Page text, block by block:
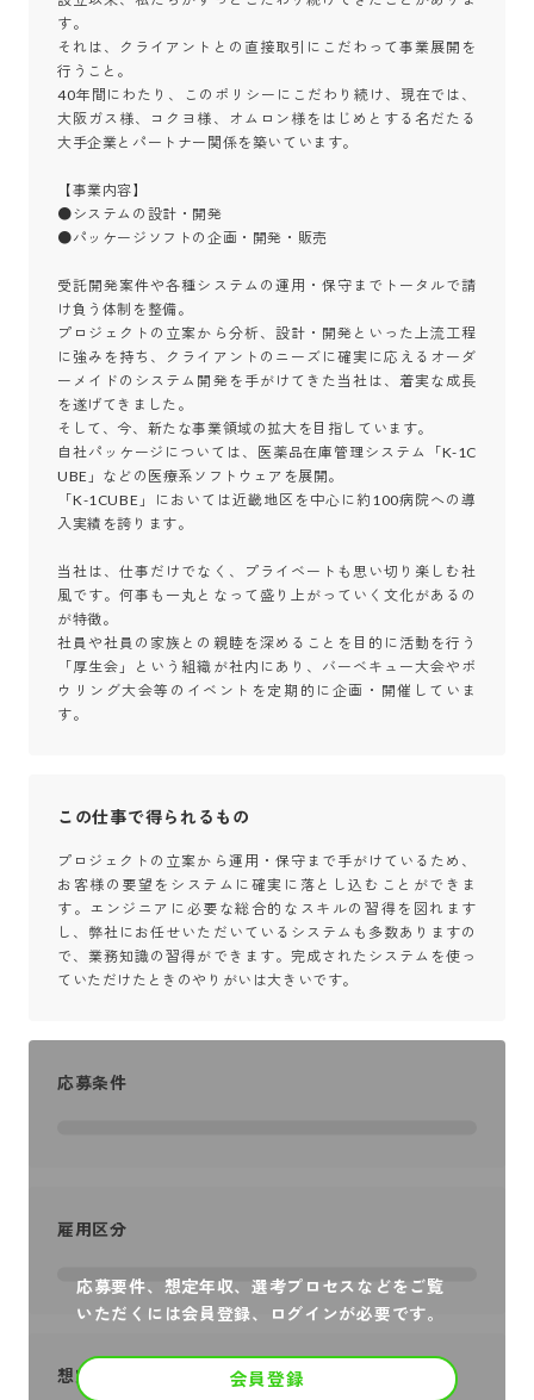
す。
それは、クライアントとの直接取引にこだわって事業展開を
行うこと。
40年間にわたり、このポリシーにこだわり続け、現在では、
大阪ガス様、コクヨ様、オムロン様をはじめとする名だたる
大手企業とパートナー関係を築いています。
【事業内容】
●システムの設計・開発
●パッケージソフトの企画・開発・販売
受託開発案件や各種システムの運用・保守までトータルで請
け負う体制を整備。
プロジェクトの立案から分析、設計・開発といった上流工程
に強みを持ち、クライアントのニーズに確実に応えるオーダ
ーメイドのシステム開発を手がけてきた当社は、着実な成長
を遂げてきました。
そして、今、新たな事業領域の拡大を目指しています。
自社パッケージについては、医薬品在庫管理システム「K-1C
UBE」などの医療系ソフトウェアを展開。
「K-1CUBE」においては近畿地区を中心に約100病院への導
入実績を誇ります。
当社は、仕事だけでなく、プライベートも思い切り楽しむ社
風です。何事も一丸となって盛り上がっていく文化があるの
が特徴。
社員や社員の家族との親睦を深めることを目的に活動を行う
「厚生会」という組織が社内にあり、バーベキュー大会やボ
ウリング大会等のイベントを定期的に企画・開催していま
す。
この仕事で得られるもの
プロジェクトの立案から運用・保守まで手がけているため、
お客様の要望をシステムに確実に落とし込むことができま
す。エンジニアに必要な総合的なスキルの習得を図れます
し、弊社にお任せいただいているシステムも多数ありますの
で、業務知識の習得ができます。完成されたシステムを使っ
ていただけたときのやりがいは大きいです。
応募要件、想定年収、選考プロセスなどをご覧
いただくには会員登録、ログインが必要です。
会員登録
応募条件
雇用区分
想定年収